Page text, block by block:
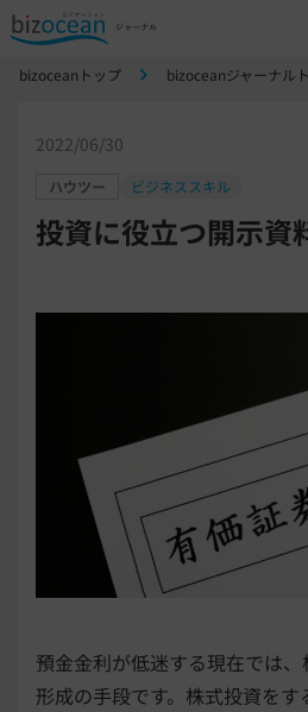
bizoceanトップ bizoceanジャーナル
2022/06/30
ハウツー ビジネススキル
投資に役立つ開示資
預金金利が低迷する現在では
形成の手段です。株式投資を